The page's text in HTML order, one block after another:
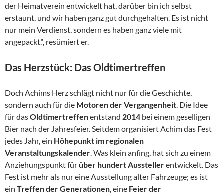
der Heimatverein entwickelt hat, darüber bin ich selbst
erstaunt, und wir haben ganz gut durchgehalten. Es ist nicht
nur mein Verdienst, sondern es haben ganz viele mit
angepackt.“, resümiert er.
Das Herzstück: Das Oldtimertreffen
Doch Achims Herz schlägt nicht nur für die Geschichte,
sondern auch für die Motoren der Vergangenheit . Die Idee
für dasOldtimertreffenentstand 2014 bei einem geselligen
Bier nach der Jahresfeier. Seitdem organisiert Achim das Fest
jedes Jahr, ein Höhepunkt im regionalen
Veranstaltungskalender . Was klein anfing, hat sich zu einem
Anziehungspunkt fürüber hundert Ausstellerentwickelt. Das
Fest ist mehr als nur eine Ausstellung alter Fahrzeuge; es ist
ein Treffen der Generationen , eine Feier der